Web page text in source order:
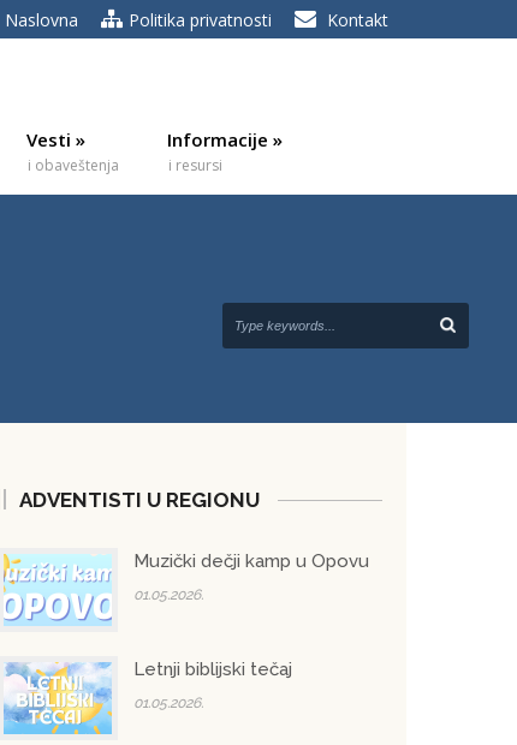
Naslovna Politika privatnosti Kontakt
Vesti »
i obaveštenja
Informacije »
i resursi
ADVENTISTI U REGIONU
Muzički dečji kamp u Opovu
01.05.2026.
Letnji biblijski tečaj
01.05.2026.